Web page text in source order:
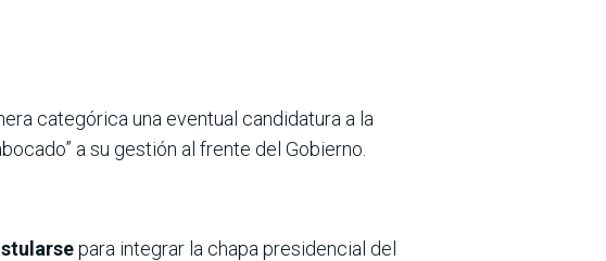
categórica una eventual candidatura a la
a su gestión al frente del Gobierno.
para integrar la chapa presidencial del